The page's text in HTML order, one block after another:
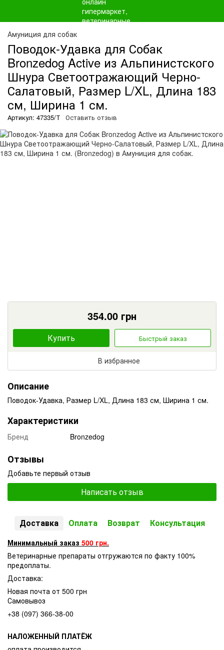
Амуниция для собак
Поводок-Удавка для Собак
Bronzedog Active из Альпинистского
Шнура Светоотражающий Черно-
Салатовый, Размер L/XL, Длина 183
см, Ширина 1 см.
Артикул: 47335/Т Оставить отзыв
354.00 грн
Купить Быстрый заказ
В избранное
Описание
Поводок-Удавка, Размер L/XL, Длина 183 см, Ширина 1 см.
Характеристики
Бренд Bronzedog
Отзывы
Добавьте первый отзыв
Написать отзыв
Доставка Оплата Возврат Консультация
Минимальный заказ 500 грн.
Ветеринарные препараты отгружаются по факту 100%
предоплаты.
Доставка:
Новая почта от 500 грн
Самовывоз
+38 (097) 366-38-00
НАЛОЖЕННЫЙ ПЛАТЁЖ